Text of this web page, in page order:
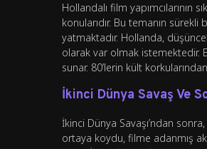
Hollandalı film
konularıdır. Bu temanın
yatmaktadır. Hollanda,
olarak var olmak istemektedir.
sunar. 80’lerin kült
İkinci Dünya Savaş Ve
İkinci Dünya Savaşı’ndan
ortaya koydu, filme adanmış